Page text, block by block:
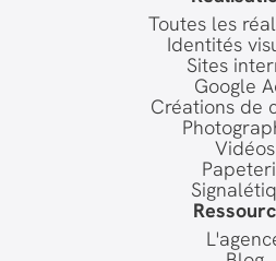
Toutes les
Identités
Sites
Google
Créations de
Vidéos